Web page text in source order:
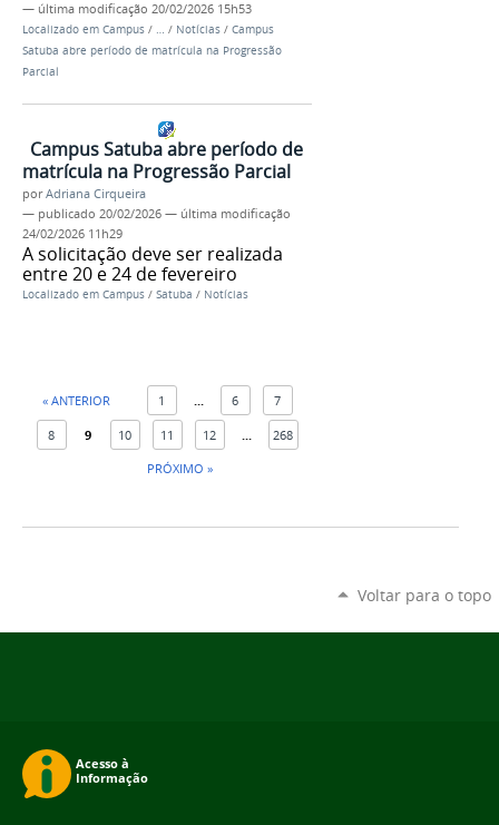
— última modificação 20/02/2026 15h53
Localizado em Campus / … / Notícias / Campus
Satuba abre período de matrícula na Progressão
Parcial
Campus Satuba abre período de
matrícula na Progressão Parcial
porAdriana Cirqueira
— publicado 20/02/2026 — última modificação
24/02/2026 11h29
A solicitação deve ser realizada
entre 20 e 24 de fevereiro
Localizado em Campus / Satuba / Notícias
« ANTERIOR 1 6 7
8 9 10 11 12
268
PRÓXIMO »
Voltar para o topo